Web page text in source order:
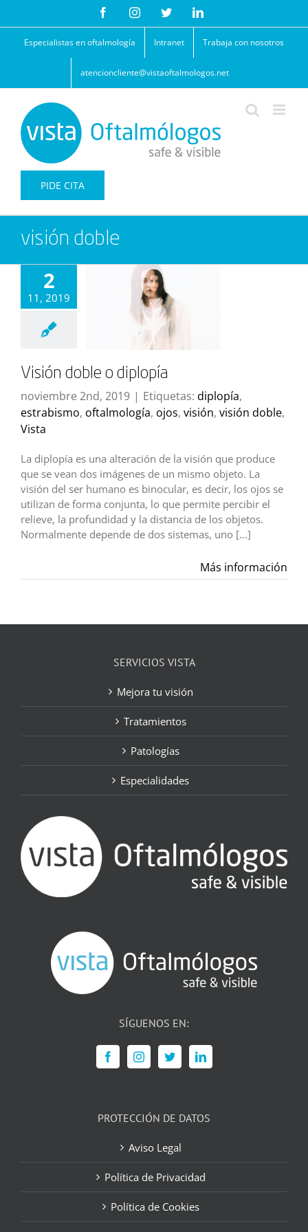
contenido
FacebookInstagramTwitterLinkedIn
Especialistas en oftalmología Intranet Trabaja con nosotros
atencioncliente@vistaoftalmologos.net
PIDE CITA
visión doble
2
11, 2019
Visión doble o diplopía
noviembre 2nd, 2019 | Etiquetas: diplopía,
estrabismo, oftalmología, ojos, visión, visión doble,
Vista
La diplopía es una alteración de la visión que produce
que se vean dos imágenes de un mismo objeto. La
visión del ser humano es binocular, es decir, los ojos se
utilizan de forma conjunta, lo que permite percibir el
relieve, la profundidad y la distancia de los objetos.
Normalmente depende de dos sistemas, uno [...]
Más información
SERVICIOS VISTA
Mejora tu visión
Tratamientos
Patologías
Especialidades
SÍGUENOS EN:
PROTECCIÓN DE DATOS
Aviso Legal
Política de Privacidad
Política de Cookies